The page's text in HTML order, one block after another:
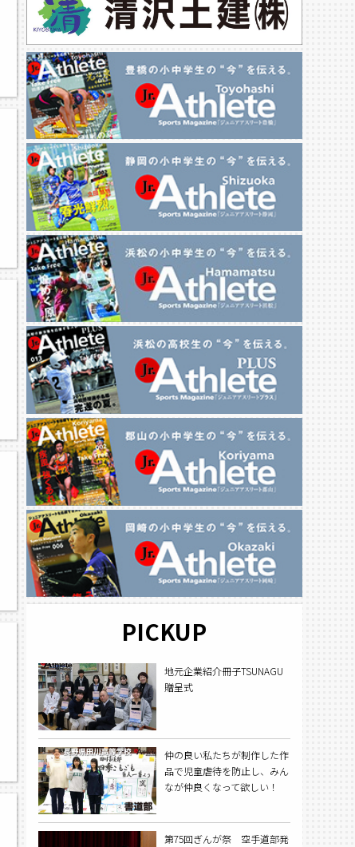
PICKUP
地元企業紹介冊子TSUNAGU
贈呈式
仲の良い私たちが制作した作
品で児童虐待を防止し、みん
なが仲良くなって欲しい！
第75回ぎんが祭 空手道部発